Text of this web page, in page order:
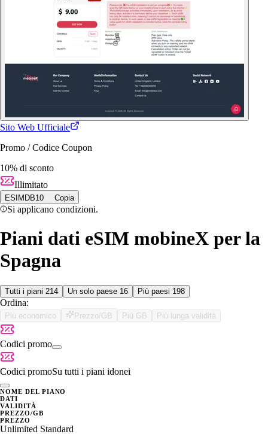
Sito Web Ufficiale
Promo / Codice Coupon
10% di sconto
Illimitato
ESIMDB10 Copia
Si applicano condizioni.
Piani dati eSIM mobineX per la
Spagna
Tutti i piani 214 Un solo paese 16 Più paesi 198
Ordina:
Più economico Prezzo/GB Più GB Più lunga validità
Codici promo
Codici promoSu tutti i piani idonei
NOME DEL PIANO
DATI
VALIDITÀ
PREZZO/GB
PREZZO
Unlimited Standard